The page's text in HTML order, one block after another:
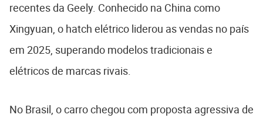
recentes da Geely. Conhecido na China como
Xingyuan, o hatch elétrico liderou as vendas no país
em 2025, superando modelos tradicionais e
elétricos de marcas rivais.
No Brasil, o carro chegou com proposta agressiva de